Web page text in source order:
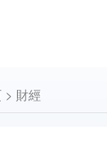
> 財經